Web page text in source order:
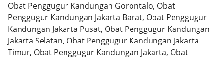
Obat Penggugur Kandungan Gorontalo, Obat
Penggugur Kandungan Jakarta Barat, Obat Penggugur
Kandungan Jakarta Pusat, Obat Penggugur Kandungan
Jakarta Selatan, Obat Penggugur Kandungan Jakarta
Timur, Obat Penggugur Kandungan Jakarta, Obat